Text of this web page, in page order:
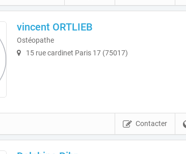
vincent ORTLIEB
Ostéopathe
15 rue cardinet Paris 17 (75017)
Contacter